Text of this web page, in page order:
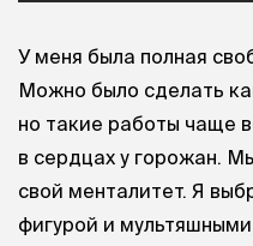
У меня была полная
Можно было сделать
но такие работы чаще
в сердцах у горожан.
свой менталитет. Я
фигурой и